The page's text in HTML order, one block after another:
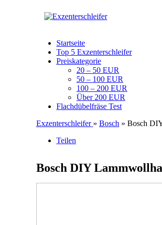
Startseite
Top 5 Exzenterschleifer
Preiskategorie
20 – 50 EUR
50 – 100 EUR
100 – 200 EUR
Über 200 EUR
Flachdübelfräse Test
Exzenterschleifer » Bosch » Bosch
Teilen
Bosch DIY